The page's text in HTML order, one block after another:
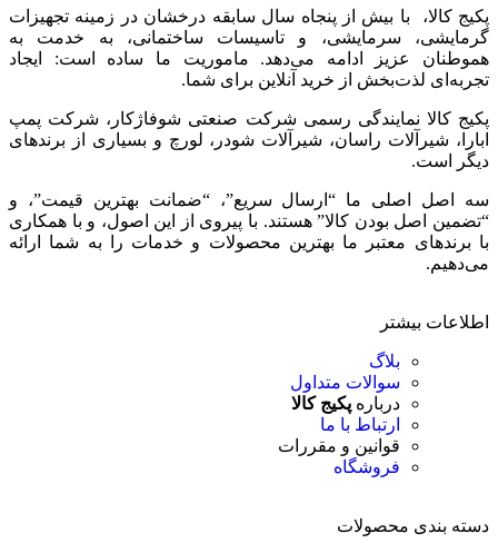
پکیج کالا، با بیش از پنجاه سال سابقه درخشان در زمینه تجهیزات
گرمایشی، سرمایشی، و تاسیسات ساختمانی، به خدمت به
هموطنان عزیز ادامه می‌دهد. ماموریت ما ساده است: ایجاد
تجربه‌ای لذت‌بخش از خرید آنلاین برای شما.
پکیج کالا نمایندگی رسمی شرکت صنعتی شوفاژکار، شرکت پمپ
ابارا، شیرآلات راسان، شیرآلات شودر، لورچ و بسیاری از برندهای
دیگر است.
سه اصل اصلی ما “ارسال سریع”، “ضمانت بهترین قیمت”، و
“تضمین اصل بودن کالا” هستند. با پیروی از این اصول، و با همکاری
با برندهای معتبر ما بهترین محصولات و خدمات را به شما ارائه
می‌دهیم.
اطلاعات بیشتر
بلاگ
سوالات متداول
درباره پکیج کالا
ارتباط با ما
قوانین و مقررات
فروشگاه
دسته بندی محصولات